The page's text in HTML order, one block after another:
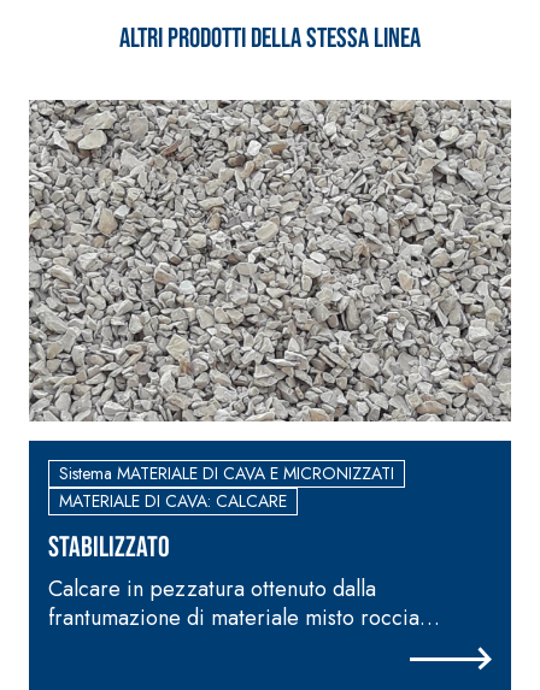
Altri prodotti della stessa linea
Sistema MATERIALE DI CAVA E MICRONIZZATI
MATERIALE DI CAVA: CALCARE
STABILIZZATO
Calcare in pezzatura ottenuto dalla
frantumazione di materiale misto roccia
Malta rapida contenente
polimero-modificata,
tixotropica,
fibrorinforzata, per la
passivazione,
riparazione, rasatura e
protezione di strutture in
calcestruzzo
FASSAFLOOR LA
Lisciatura
quarzo, ad alta
conducibilità
per la
massetti
spessore in
interni.
Sistema ISOLAMENTO
TERMICO FASSATHERM
COLLANTI E RASANTI
A 96 RESPHIRA
Collante-rasante
alleggerito, fibrato, con
calce idraulica naturale